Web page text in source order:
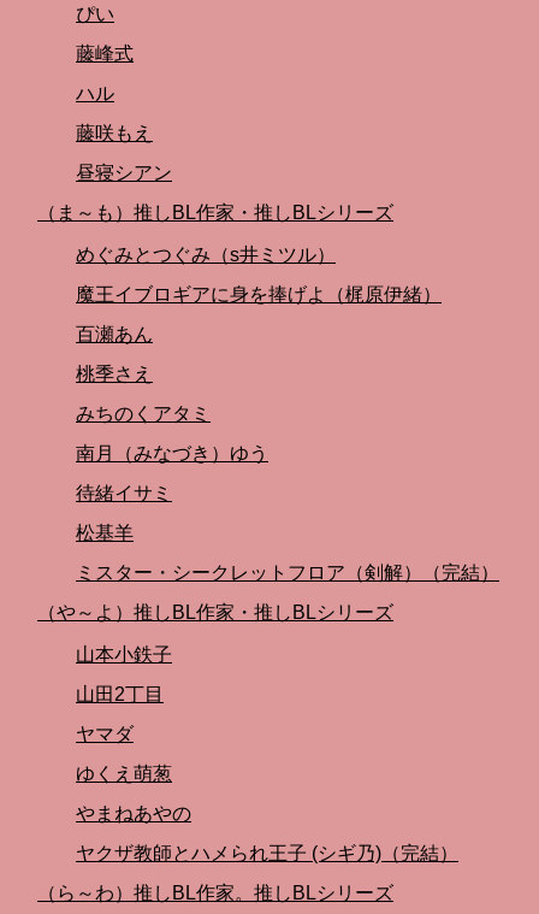
ぴい
藤峰式
ハル
藤咲もえ
昼寝シアン
（ま～も）推しBL作家・推しBLシリーズ
めぐみとつぐみ（s井ミツル）
魔王イブロギアに身を捧げよ（梶原伊緒）
百瀬あん
桃季さえ
みちのくアタミ
南月（みなづき）ゆう
待緒イサミ
松基羊
ミスター・シークレットフロア（剣解）（完結）
（や～よ）推しBL作家・推しBLシリーズ
山本小鉄子
山田2丁目
ヤマダ
ゆくえ萌葱
やまねあやの
ヤクザ教師とハメられ王子 (シギ乃)（完結）
（ら～わ）推しBL作家。推しBLシリーズ